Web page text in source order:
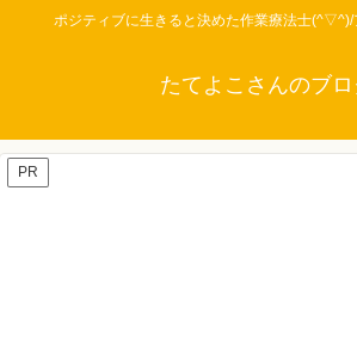
ポジティブに生きると決めた作業療法士(^▽^)/
たてよこさんのブ
PR